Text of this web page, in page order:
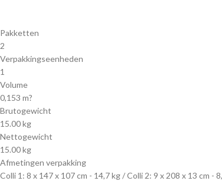
Pakketten
2
Verpakkingseenheden
1
Volume
0,153 m?
Brutogewicht
15.00 kg
Nettogewicht
15.00 kg
Afmetingen verpakking
Colli 1: 8 x 147 x 107 cm - 14,7 kg / Colli 2: 9 x 208 x 13 cm -